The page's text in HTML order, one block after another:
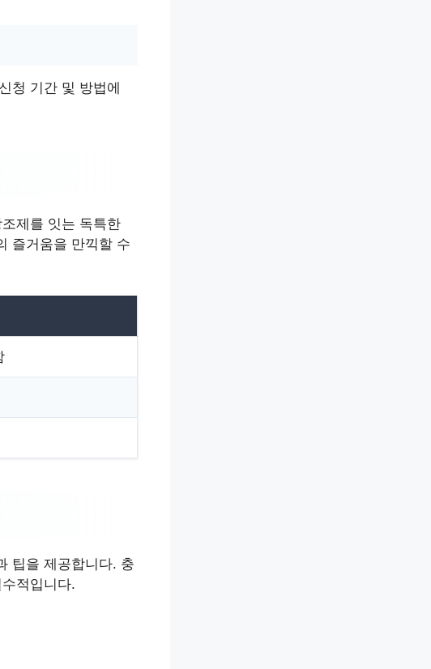
청 기간 및 방법에
제를 잇는 독특한
즐거움을 만끽할 수
팁을 제공합니다. 충
적입니다.